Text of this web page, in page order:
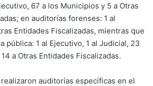
67 a los Municipios y 5 a Otras
en auditorías forenses: 1 al
Entidades Fiscalizadas, mientras que
pública: 1 al Ejecutivo, 1 al Judicial, 23
a Otras Entidades Fiscalizadas.
auditorías específicas en el